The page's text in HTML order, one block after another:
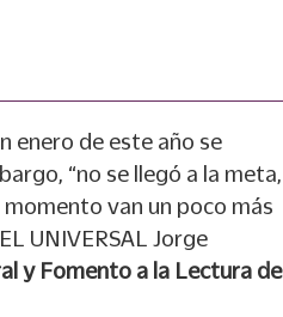
enero de este año se
“no se llegó a la meta,
van un poco más
UNIVERSAL Jorge
y Fomento a la Lectura de